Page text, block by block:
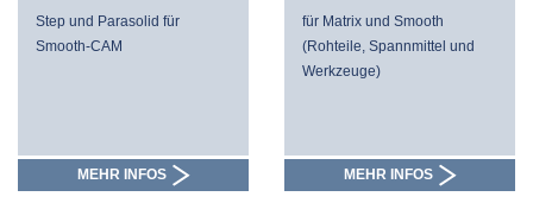
Step und Parasolid für
Smooth-CAM
MEHR INFOS
für Matrix und Smooth
(Rohteile, Spannmittel und
Werkzeuge)
MEHR INFOS